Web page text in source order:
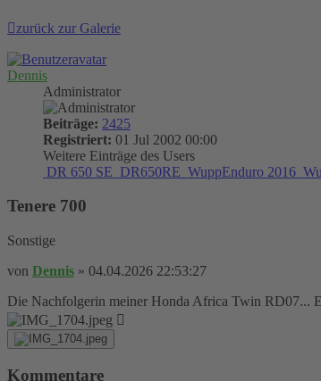
zurück zur Galerie
Dennis
Administrator
Beiträge: 2425
Registriert: 01 Jul 2002 00:00
Weitere Einträge des Users
DR 650 SE DR650RE WuppEnduro 2016
Tenere 700
Sonstige
von Dennis » 04.04.2026 22:53:27
Die Nachfolgerin meiner Honda Africa Twin RD07...
Kommentare